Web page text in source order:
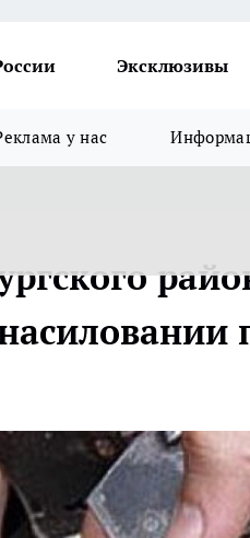
Эксклюзивы
у нас